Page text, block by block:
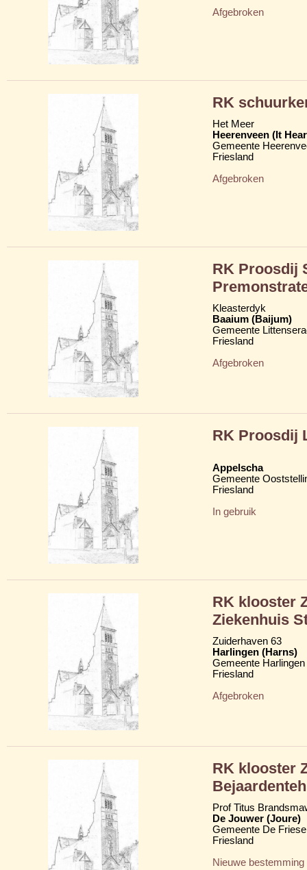
Afgebroken
RK
Het Meer
Heerenveen (It
Gemeente
Friesland
Afgebroken
RK Proosdij
Kleasterdyk
Baaium (Baijum)
Gemeente
Friesland
Afgebroken
RK Proosdij
Appelscha
Gemeente
Friesland
In gebruik
RK klooster
Ziekenhuis
Zuiderhaven 63
Harlingen (Harns)
Gemeente Harlingen
Friesland
Afgebroken
RK klooster
Prof Titus
De Jouwer (Joure)
Gemeente De
Friesland
Nieuwe bestemming